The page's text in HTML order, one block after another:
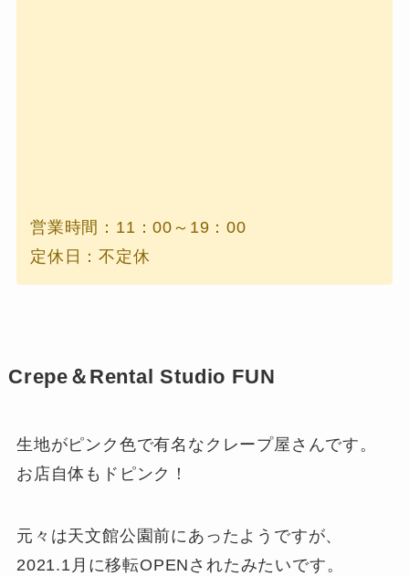
営業時間：11：00～19：00
定休日：不定休
Crepe＆Rental Studio FUN
生地がピンク色で有名なクレープ屋さんです。
お店自体もドピンク！
元々は天文館公園前にあったようですが、
2021.1月に移転OPENされたみたいです。